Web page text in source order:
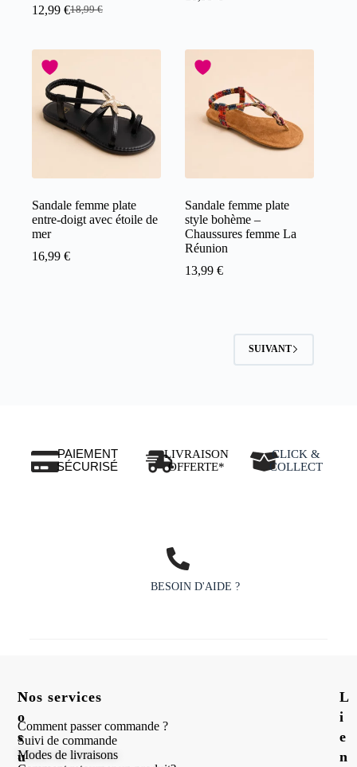
18,99€
12,99 €
Sandale femme plate
entre-doigt avec étoile de
mer
16,99 €
Sandale femme plate
style bohème –
Chaussures femme La
Réunion
13,99€
SUIVANT
PAIEMENT
SÉCURISÉ
LIVRAISON
OFFERTE*
CLICK &
COLLECT
BESOIN D'AIDE ?
N
o
s
u
Nos services
Comment passer commande ?
Suivi de commande
Modes de livraisons
L
i
e
n